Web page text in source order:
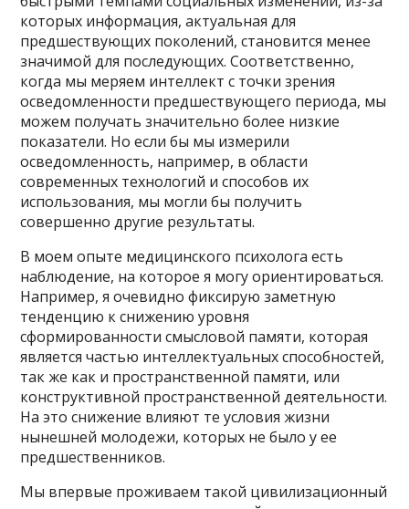
которых информация, актуальная для
предшествующих поколений, становится менее
значимой для последующих. Соответственно,
когда мы меряем интеллект с точки зрения
осведомленности предшествующего периода, мы
можем получать значительно более низкие
показатели. Но если бы мы измерили
осведомленность, например, в области
современных технологий и способов их
использования, мы могли бы получить
совершенно другие результаты.
В моем опыте медицинского психолога есть
наблюдение, на которое я могу ориентироваться.
Например, я очевидно фиксирую заметную
тенденцию к снижению уровня
сформированности смысловой памяти, которая
является частью интеллектуальных способностей,
так же как и пространственной памяти, или
конструктивной пространственной деятельности.
На это снижение влияют те условия жизни
нынешней молодежи, которых не было у ее
предшественников.
Мы впервые проживаем такой цивилизационный